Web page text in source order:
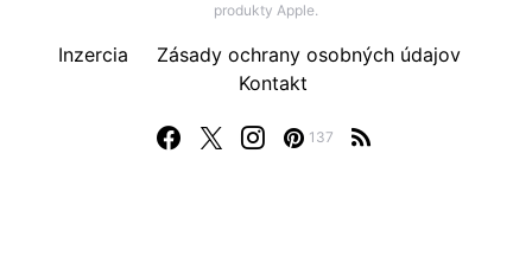
produkty Apple.
137
Inzercia
Zásady ochrany osobných údajov
Kontakt